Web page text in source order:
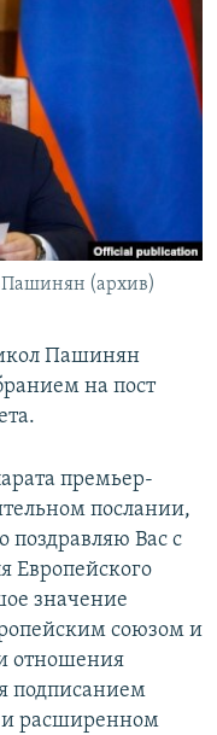
(архив)
Пашинян
на пост
премьер-
послании,
поздравляю Вас с
Европейского
значение
союзом и
отношения
подписанием
расширенном